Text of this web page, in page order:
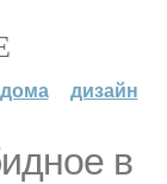
дизайн
в